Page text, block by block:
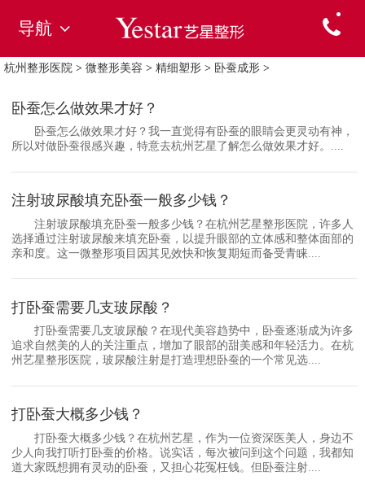
导航
杭州整形医院 > 微整形美容 > 精细塑形 > 卧蚕成形 >
卧蚕怎么做效果才好？
卧蚕怎么做效果才好？我一直觉得有卧蚕的眼睛会更灵动有神，
所以对做卧蚕很感兴趣，特意去杭州艺星了解怎么做效果才好。....
注射玻尿酸填充卧蚕一般多少钱？
注射玻尿酸填充卧蚕一般多少钱？在杭州艺星整形医院，许多人
选择通过注射玻尿酸来填充卧蚕，以提升眼部的立体感和整体面部的
亲和度。这一微整形项目因其见效快和恢复期短而备受青睐....
打卧蚕需要几支玻尿酸？
打卧蚕需要几支玻尿酸？在现代美容趋势中，卧蚕逐渐成为许多
追求自然美的人的关注重点，增加了眼部的甜美感和年轻活力。在杭
州艺星整形医院，玻尿酸注射是打造理想卧蚕的一个常见选....
打卧蚕大概多少钱？
打卧蚕大概多少钱？在杭州艺星，作为一位资深医美人，身边不
少人向我打听打卧蚕的价格。说实话，每次被问到这个问题，我都知
道大家既想拥有灵动的卧蚕，又担心花冤枉钱。但卧蚕注射....